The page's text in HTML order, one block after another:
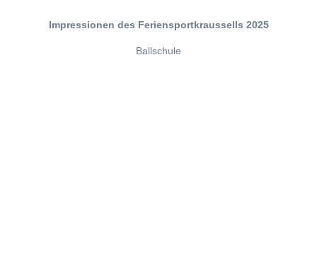
Impressionen des Feriensportkraussells 2025
Ballschule